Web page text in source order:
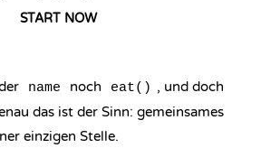
START NOW
name noch eat() , und doch
das ist der Sinn: gemeinsames
einzigen Stelle.